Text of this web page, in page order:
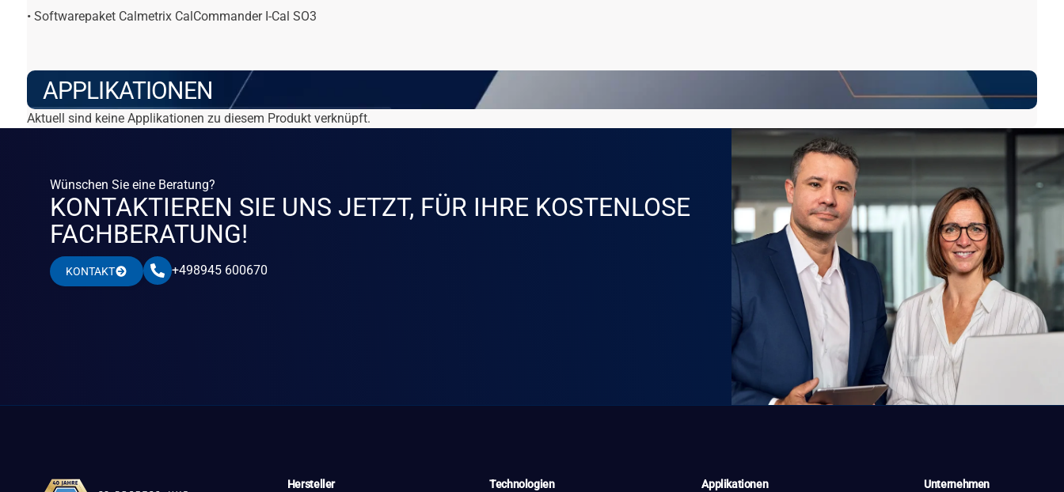
• Softwarepaket Calmetrix CalCommander I-Cal SO3
APPLIKATIONEN
Aktuell sind keine Applikationen zu diesem Produkt verknüpft.
Wünschen Sie eine Beratung?
KONTAKTIEREN SIE UNS JETZT, FÜR IHRE KOSTENLOSE
FACHBERATUNG!
KONTAKT +498945 600670
Hersteller
Technologien
Applikationen
Unternehmen